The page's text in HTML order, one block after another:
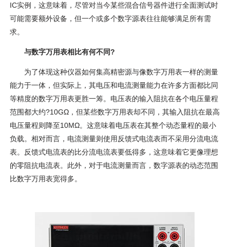
IC实例，这意味着，尽管对当今某些混合信号器件进行全面测试时
可能需要额外设备，但一个或多个数字源表往往能够满足所有需
求。
与数字万用表相比有何不同?
为了体现这种仪器如何集高精密源与像数字万用表一样的测量
能力于一体，但实际上，其电压和电流测量能力在许多方面都比同
等精度的数字万用表更胜一筹。电压表的输入阻抗在各个电压量程
范围都大约?10GΩ，但某些数字万用表却不同，其输入阻抗在最高
电压量程则降至10MΩ。这意味着电压表在其整个动态量程的最小
负载。相对而言，电流测量则使用反馈式电流表而不采用分流电流
表。反馈式电流表的比分流电流表要低得多，这意味着它更像理想
的零阻抗电流表。此外，对于电流测量而言，数字源表的动态范围
比数字万用表宽得多。